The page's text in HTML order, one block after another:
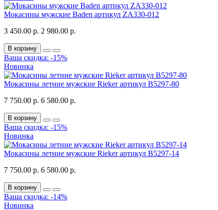
Мокасины мужские Baden артикул ZA330-012
3 450.00 р. 2 980.00 р.
В корзину
Ваша скидка: -15%
Новинка
Мокасины летние мужские Rieker артикул B5297-80
7 750.00 р. 6 580.00 р.
В корзину
Ваша скидка: -15%
Новинка
Мокасины летние мужские Rieker артикул B5297-14
7 750.00 р. 6 580.00 р.
В корзину
Ваша скидка: -14%
Новинка